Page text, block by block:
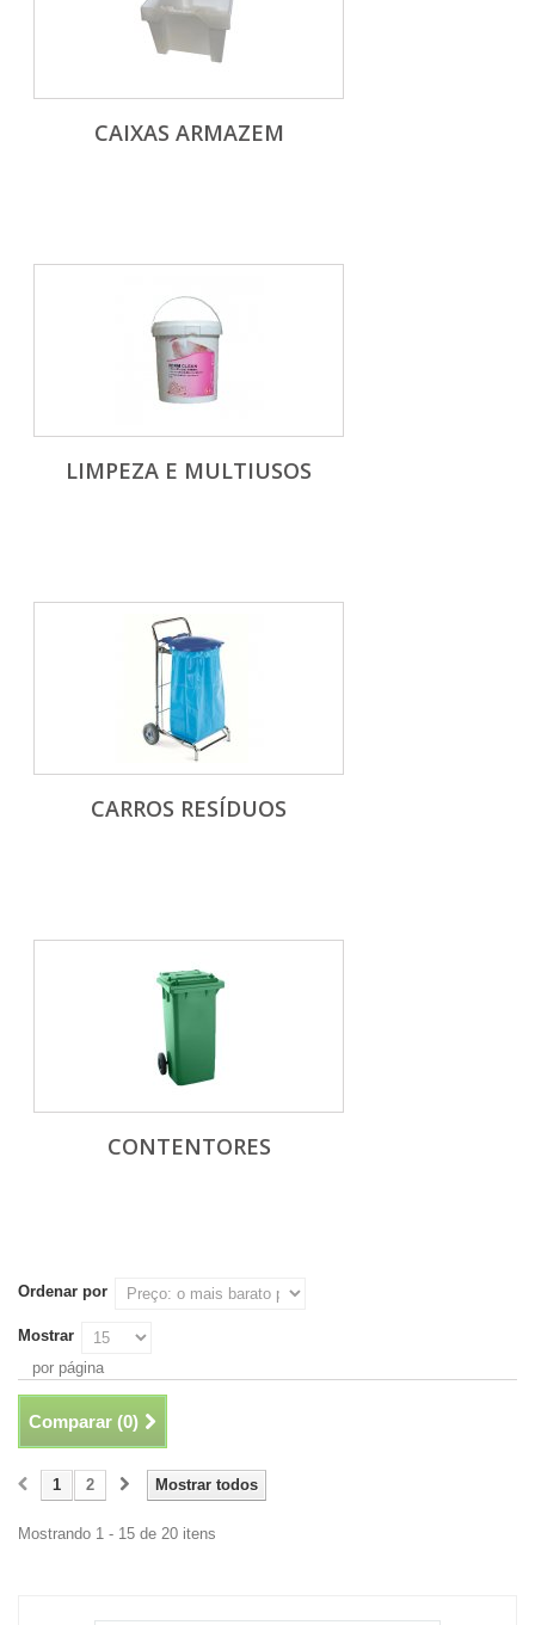
CAIXAS ARMAZEM
LIMPEZA E MULTIUSOS
CARROS RESÍDUOS
CONTENTORES
Ordenar por
Mostrar
por página
Comparar (0)
Mostrar todos
1 2
Mostrando 1 - 15 de 20 itens